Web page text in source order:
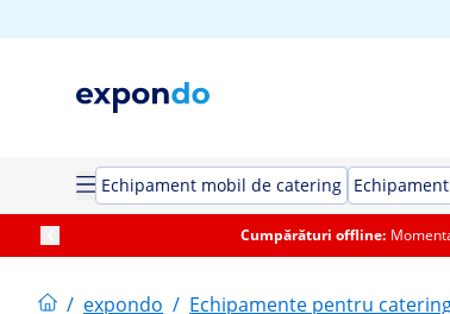
Echipament mobil de catering
Cumpărături offline:
/ expondo / Echipamente pentru